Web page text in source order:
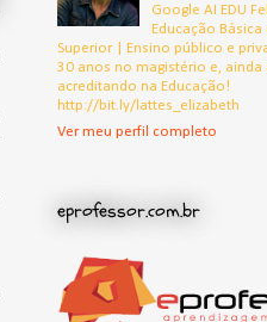
Google AI EDU
Educação Básica
Superior | Ensino público e
30 anos no magistério e, ainda
acreditando na Educação!
http://bit.ly/lattes_elizabeth
Ver meu perfil completo
eprofessor.com.br